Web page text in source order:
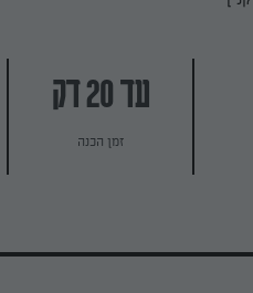
עד 20 דק
זמן הכנה